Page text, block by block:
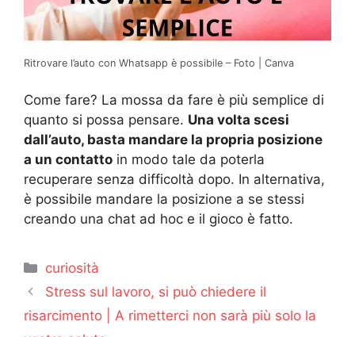
Ritrovare l’auto con Whatsapp è possibile – Foto | Canva
Come fare? La mossa da fare è più semplice di
quanto si possa pensare. Una volta scesi
dall’auto, basta mandare la propria posizione
a un contatto in modo tale da poterla
recuperare senza difficoltà dopo. In alternativa,
è possibile mandare la posizione a se stessi
creando una chat ad hoc e il gioco è fatto.
Categorie
curiosità
Stress sul lavoro, si può chiedere il
risarcimento | A rimetterci non sarà più solo la